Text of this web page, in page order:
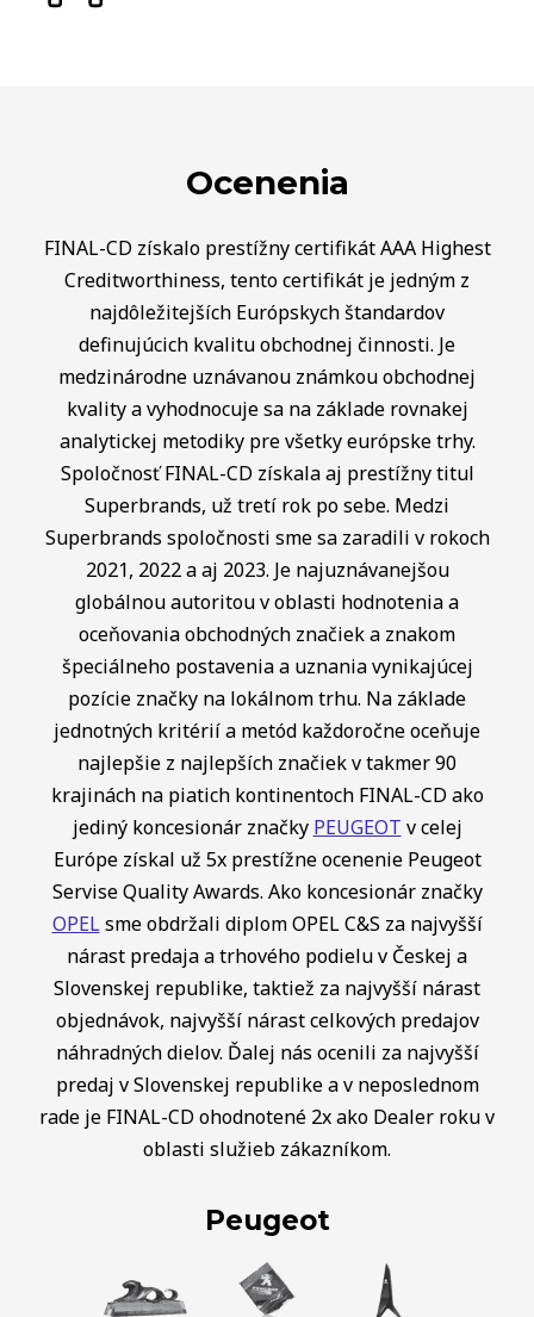
Ocenenia
FINAL-CD získalo prestížny certifikát AAA Highest
Creditworthiness, tento certifikát je jedným z
najdôležitejších Európskych štandardov
definujúcich kvalitu obchodnej činnosti. Je
medzinárodne uznávanou známkou obchodnej
kvality a vyhodnocuje sa na základe rovnakej
analytickej metodiky pre všetky európske trhy.
Spoločnosť FINAL-CD získala aj prestížny titul
Superbrands, už tretí rok po sebe. Medzi
Superbrands spoločnosti sme sa zaradili v rokoch
2021, 2022 a aj 2023. Je najuznávanejšou
globálnou autoritou v oblasti hodnotenia a
oceňovania obchodných značiek a znakom
špeciálneho postavenia a uznania vynikajúcej
pozície značky na lokálnom trhu. Na základe
jednotných kritérií a metód každoročne oceňuje
najlepšie z najlepších značiek v takmer 90
krajinách na piatich kontinentoch FINAL-CD ako
jediný koncesionár značky PEUGEOT v celej
Európe získal už 5x prestížne ocenenie Peugeot
Servise Quality Awards. Ako koncesionár značky
OPELsme obdržali diplom OPEL C&S za najvyšší
nárast predaja a trhového podielu v Českej a
Slovenskej republike, taktiež za najvyšší nárast
objednávok, najvyšší nárast celkových predajov
náhradných dielov. Ďalej nás ocenili za najvyšší
predaj v Slovenskej republike a v neposlednom
rade je FINAL-CD ohodnotené 2x ako Dealer roku v
oblasti služieb zákazníkom.
Peugeot